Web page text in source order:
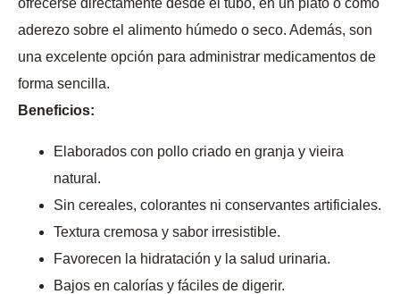
aderezo sobre el alimento húmedo o seco. Además, son
una excelente opción para administrar medicamentos de
forma sencilla.
Beneficios:
Elaborados con pollo criado en granja y vieira
natural.
Sin cereales, colorantes ni conservantes artificiales.
Textura cremosa y sabor irresistible.
Favorecen la hidratación y la salud urinaria.
Bajos en calorías y fáciles de digerir.